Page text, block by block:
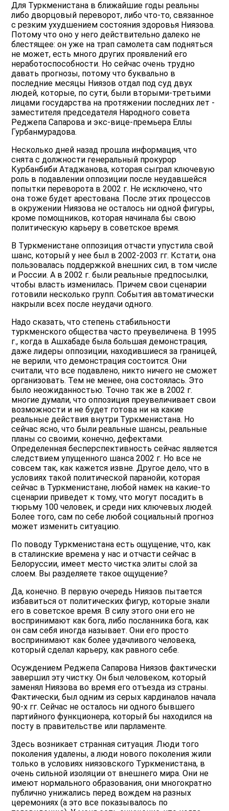
Для Туркменистана в ближайшие годы реальны
либо дворцовый переворот, либо что-то, связанное
с резким ухудшением состояния здоровья Ниязова.
Потому что оно у него действительно далеко не
блестящее: он уже на трап самолета сам подняться
не может, есть много других проявлений его
неработоспособности. Но сейчас очень трудно
давать прогнозы, потому что буквально в
последние месяцы Ниязов отдал под суд двух
людей, которые, по сути, были вторыми-третьими
лицами государства на протяжении последних лет -
заместителя председателя Народного совета
Реджепа Сапарова и экс-вице-премьера Еллы
Гурбанмурадова.
Несколько дней назад прошла информация, что
снята с должности генеральный прокурор
Курбанбиби Атаджанова, которая сыграл ключевую
роль в подавлении оппозиции после неудавшейся
попытки переворота в 2002 г. Не исключено, что
она тоже будет арестована. После этих процессов
в окружении Ниязова не осталось ни одной фигуры,
кроме помощников, которая начинала бы свою
политическую карьеру в советское время.
В Туркменистане оппозиция отчасти упустила свой
шанс, который у нее был в 2002-2003 гг. Кстати, она
пользовалась поддержкой внешних сил, в том числе
и России. А в 2002 г. были реальные предпосылки,
чтобы власть изменилась. Причем свои сценарии
готовили несколько групп. События автоматически
накрыли всех после неудачи одного.
Надо сказать, что степень стабильности
туркменского общества часто преувеличена. В 1995
г., когда в Ашхабаде была большая демонстрация,
даже лидеры оппозиции, находившиеся за границей,
не верили, что демонстрация состоится. Они
считали, что все подавлено, никто ничего не сможет
организовать. Тем не менее, она состоялась. Это
было неожиданностью. Точно так же в 2002 г.
многие думали, что оппозиция преувеличивает свои
возможности и не будет готова ни на какие
реальные действия внутри Туркменистана. Но
сейчас ясно, что были реальные шансы, реальные
планы со своими, конечно, дефектами.
Определенная бесперспективность сейчас является
следствием упущенного шанса 2002 г. Но все не
совсем так, как кажется извне. Другое дело, что в
условиях такой политической паранойи, которая
сейчас в Туркменистане, любой намек на какие-то
сценарии приведет к тому, что могут посадить в
тюрьму 100 человек, и среди них ключевых людей.
Более того, сам по себе любой социальный прогноз
может изменить ситуацию.
По поводу Туркменистана есть ощущение, что, как
в сталинские времена у нас и отчасти сейчас в
Белоруссии, имеет место чистка элиты слой за
слоем. Вы разделяете такое ощущение?
Да, конечно. В первую очередь Ниязов пытается
избавиться от политических фигур, которые знали
его в советское время. В силу этого они его не
воспринимают как бога, либо посланника бога, как
он сам себя иногда называет. Они его просто
воспринимают как более удачливого человека,
который сделал карьеру, как равного себе.
Осуждением Реджепа Сапарова Ниязов фактически
завершил эту чистку. Он был человеком, который
заменял Ниязова во время его отъезда из страны.
Фактически, был одним из серых кардиналов начала
90-х гг. Сейчас не осталось ни одного бывшего
партийного функционера, который бы находился на
посту в правительстве или парламенте.
Здесь возникает странная ситуация. Люди того
поколения удалены, а люди нового поколения жили
только в условиях ниязовского Туркменистана, в
очень сильной изоляции от внешнего мира. Они не
имеют нормального образования, они многократно
публично унижались перед вождем на разных
церемониях (а это все показывалось по